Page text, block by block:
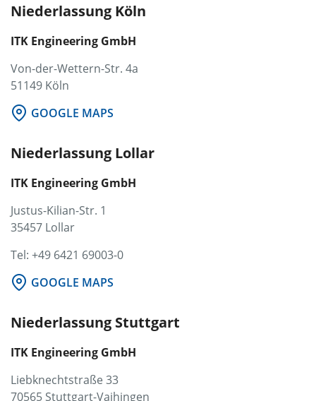
Niederlassung Köln
ITK Engineering GmbH
Von-der-Wettern-Str. 4a
51149 Köln
GOOGLE MAPS
Niederlassung Lollar
ITK Engineering GmbH
Justus-Kilian-Str. 1
35457 Lollar
Tel: +49 6421 69003-0
GOOGLE MAPS
Niederlassung Stuttgart
ITK Engineering GmbH
Liebknechtstraße 33
70565 Stuttgart-Vaihingen